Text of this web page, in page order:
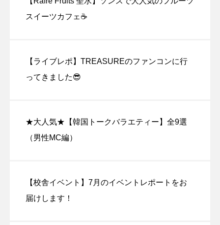
スイーツカフェ☕
【ライブレポ】TREASUREのファンコンに行
ってきました😎
★大人気★【韓国トークバラエティー】全9選
（男性MC編）
【校舎イベント】7月のイベントレポートをお
届けします！